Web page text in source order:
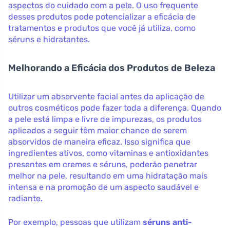
aspectos do cuidado com a pele. O uso frequente
desses produtos pode potencializar a eficácia de
tratamentos e produtos que você já utiliza, como
séruns e hidratantes.
Melhorando a Eficácia dos Produtos de Beleza
Utilizar um absorvente facial antes da aplicação de
outros cosméticos pode fazer toda a diferença. Quando
a pele está limpa e livre de impurezas, os produtos
aplicados a seguir têm maior chance de serem
absorvidos de maneira eficaz. Isso significa que
ingredientes ativos, como vitaminas e antioxidantes
presentes em cremes e séruns, poderão penetrar
melhor na pele, resultando em uma hidratação mais
intensa e na promoção de um aspecto saudável e
radiante.
Por exemplo, pessoas que utilizam séruns anti-